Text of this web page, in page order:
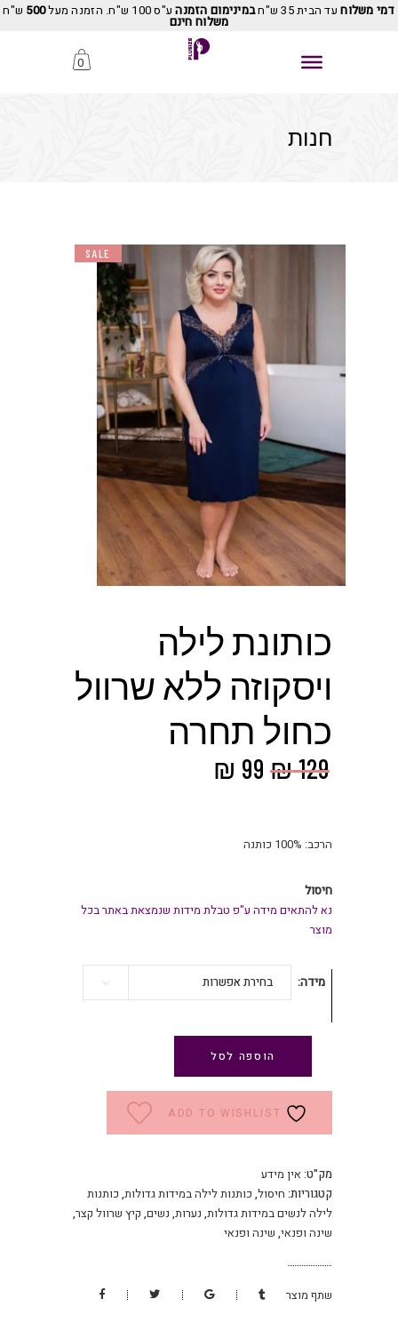
דמי משלוחעד הבית 35 ש"ח במינימום הזמנהע"ס 100 ש"ח. הזמנה מעל 500 ש"ח
משלוח חינם
0
חנות
SALE
כותונת לילה
ויסקוזה ללא שרוול
כחול תחרה
₪129
המחיר
₪ 129.
₪ 99
הרכב: 100% כותנה
חיסול
נא להתאים מידה ע"פ טבלת מידות שנמצאת באתר בכל
מוצר
מידה בחירת אפשרות
הוספה לסל
ADD TO WISHLIST
מק"ט: אין מידע
קטגוריות: חיסול, כותנות לילה במידות גדולות, כותנות
לילה לנשים במידות גדולות, נערות, נשים, קיץ שרוול קצר,
שינה ופנאי, שינה ופנאי
שתף מוצר